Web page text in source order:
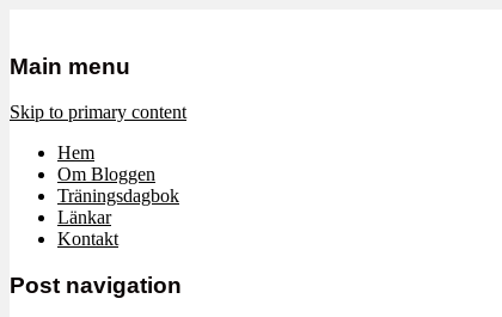
Militärmamman
Mamma, militär och märkbart
Main menu
Skip to primary content
Hem
Om Bloggen
Träningsdagbok
Länkar
Kontakt
Post navigation